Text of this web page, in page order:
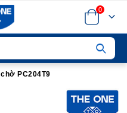
0
PC204T9